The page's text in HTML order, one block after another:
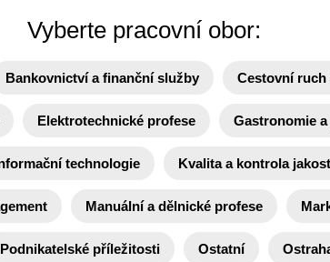
Vyberte pracovní obor:
Bankovnictví a finanční služby Cestovní ruch
Elektrotechnické profese Gastronomie
technologie Kvalita a kontrola
Manuální a dělnické profese
Podnikatelské příležitosti Ostatní